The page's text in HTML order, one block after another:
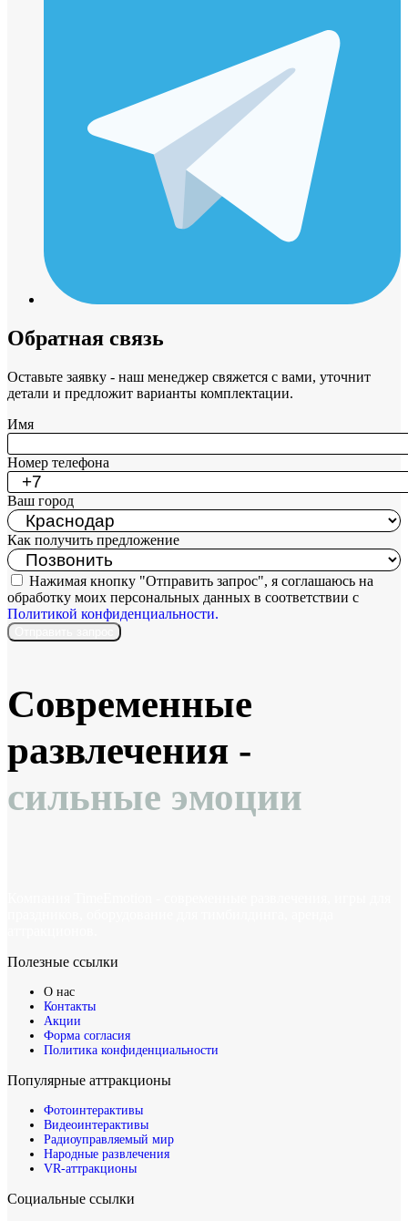
Обратная связь
Оставьте заявку - наш менеджер свяжется с вами, уточнит
детали и предложит варианты комплектации.
Имя
Номер телефона
Ваш город
Как получить предложение
Нажимая кнопку "Отправить запрос", я соглашаюсь на
обработку моих персональных данных в соответствии с
Политикой конфиденциальности.
Современные
развлечения -
сильные эмоции
Полезные ссылки
О нас
Контакты
Акции
Форма согласия
Политика конфиденциальности
Популярные аттракционы
Фотоинтерактивы
Видеоинтерактивы
Радиоуправляемый мир
Народные развлечения
VR-аттракционы
Социальные ссылки